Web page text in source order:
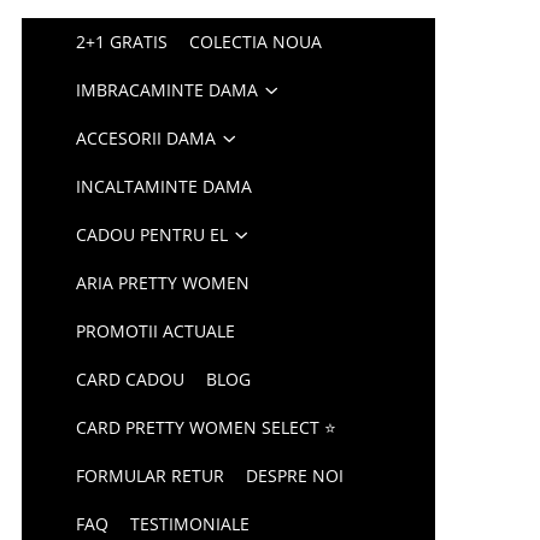
2+1 GRATIS COLECTIA NOUA
IMBRACAMINTE DAMA
ACCESORII DAMA
INCALTAMINTE DAMA
CADOU PENTRU EL
ARIA PRETTY WOMEN
PROMOTII ACTUALE
CARD CADOU BLOG
CARD PRETTY WOMEN SELECT ⭐
FORMULAR RETUR DESPRE NOI
FAQ TESTIMONIALE